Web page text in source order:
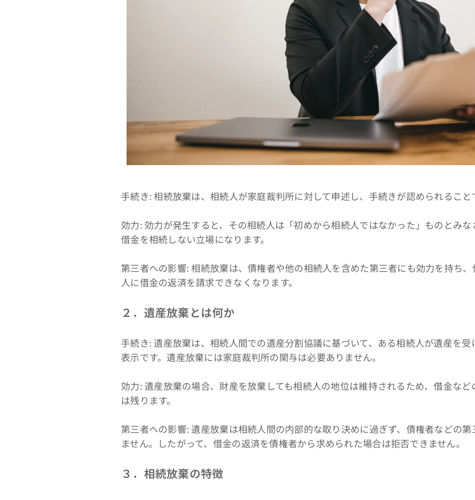
手続き: 相続放棄は、相続人が家庭裁判所に対して申述し、手続きが認められること
効力: 効力が発生すると、その相続人は「初めから相続人ではなかった」ものとみ
借金を相続しない立場になります。
第三者への影響: 相続放棄は、債権者や他の相続人を含めた第三者にも効力を持ち
人に借金の返済を請求できなくなります。
２．遺産放棄とは何か
手続き: 遺産放棄は、相続人間での遺産分割協議に基づいて、ある相続人が遺産を
表示です。遺産放棄には家庭裁判所の関与は必要ありません。
効力: 遺産放棄の場合、財産を放棄しても相続人の地位は維持されるため、借金な
は残ります。
第三者への影響: 遺産放棄は相続人間の内部的な取り決めに過ぎず、債権者などの
ません。したがって、借金の返済を債権者から求められた場合は拒否できません。
３．相続放棄の特徴